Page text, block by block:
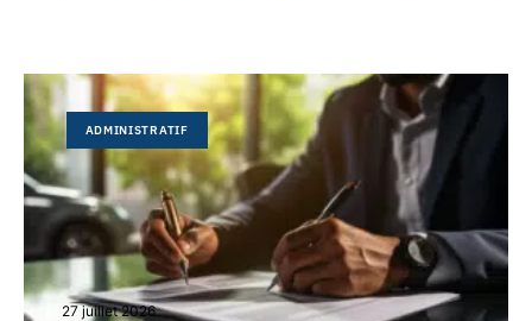
ADMINISTRATIF
27 juillet 2026